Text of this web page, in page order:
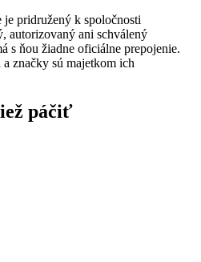
pridružený k spoločnosti
autorizovaný ani schválený
s ňou žiadne oficiálne prepojenie.
značky sú majetkom ich
páčiť